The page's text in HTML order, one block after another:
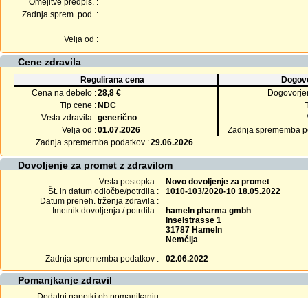
Omejitve predpis. :
Zadnja sprem. pod. :
Velja od :
Cene zdravila
Regulirana cena
Cena na debelo :28,8 €
Tip cene : NDC
Vrsta zdravila :generično
Velja od :01.07.2026
Zadnja sprememba
Zadnja sprememba podatkov :29.06.2026
Dovoljenje za promet z zdravilom
Vrsta postopka :
Novo dovoljenje za promet
Št. in datum odločbe/potrdila :
1010-103/2020-10 18.05.2022
Datum preneh. trženja zdravila :
Imetnik dovoljenja / potrdila :
hameln pharma gmbh
Inselstrasse 1
31787 Hameln
Nemčija
Zadnja sprememba podatkov :
02.06.2022
Pomanjkanje zdravil